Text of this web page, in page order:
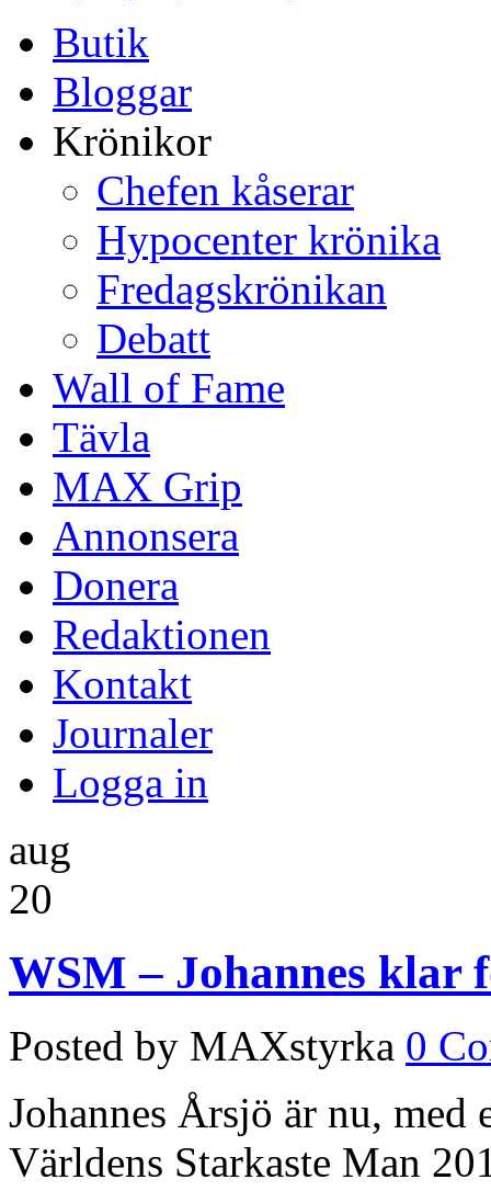
Butik
Bloggar
Krönikor
Chefen kåserar
Hypocenter krönika
Fredagskrönikan
Debatt
Wall of Fame
Tävla
MAX Grip
Annonsera
Donera
Redaktionen
Kontakt
Journaler
Logga in
aug
20
WSM – Johannes klar
Posted by MAXstyrka 0
Johannes Årsjö är nu,
Världens Starkaste Man